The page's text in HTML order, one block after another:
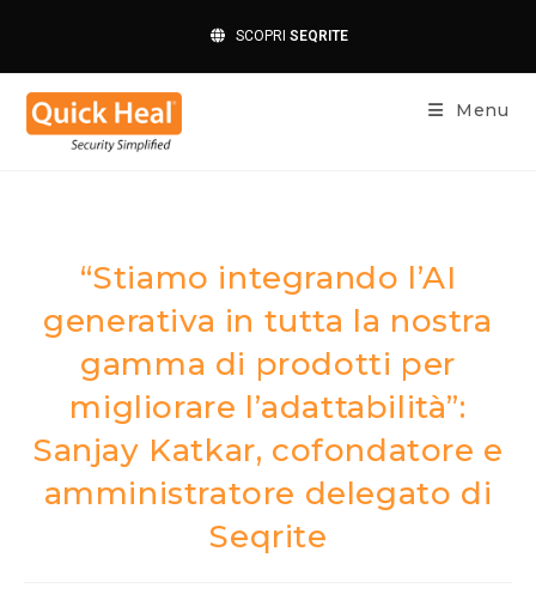
SCOPRI SEQRITE
Menu
“Stiamo integrando l’AI
generativa in tutta la nostra
gamma di prodotti per
migliorare l’adattabilità”:
Sanjay Katkar, cofondatore e
amministratore delegato di
Seqrite